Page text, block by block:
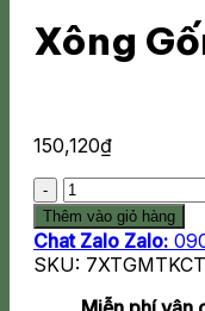
Xông
150,120₫
Xông
Gốm
Thác
Khói
Tiểu
Thêm vào giỏ hàng
Chat Zalo Zalo:
SKU: